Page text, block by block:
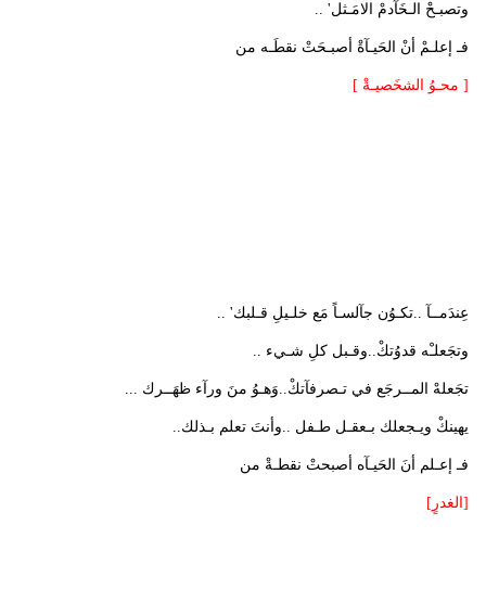
وتصبـحْ الـخَآدمْ الامَـثل' ..
فـ إعلـمْ أنْ الحَيـآةْ أصبـحَتْ نقطَـه من
[ محـوُ الشخَصيـةْ ]
عِندَمــآ ..تكـوُن جآلسـاً مَع خلـيلِ قـلبك' ..
وتجَعلـْه قدوُتكْ..وقـبل كلِ شـيء ..
تجَعلهْ المــرجَع في تـصرفآتكْ..وَهـوُ منَ ورآء ظهَــرك ...
يهينكْ ويـجعلك بـعقـل طـفل ..وأنتَ تعلم بـذلك..
فـ إعـلم أنَ الحَيـآه أصبحتْ نقطـةْ من
[الغدرٍ]